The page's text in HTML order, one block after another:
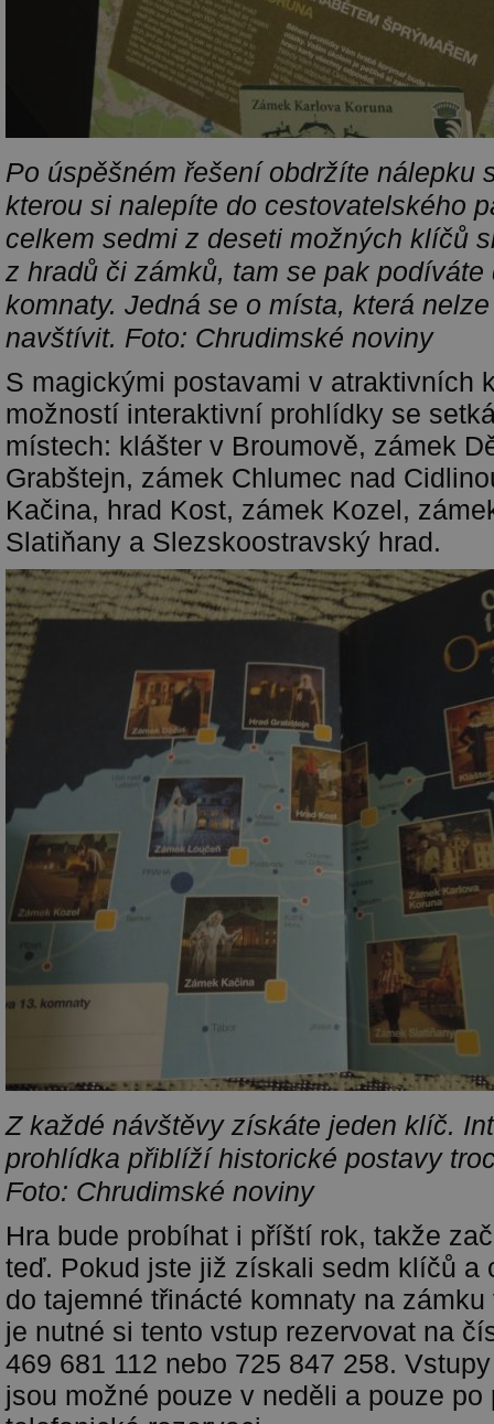
Po úspěšném řešení obdržíte nálepku
kterou si nalepíte do cestovatelského
celkem sedmi z deseti možných klíčů
z hradů či zámků, tam se pak podíváte
komnaty. Jedná se o místa, která
navštívit. Foto: Chrudimské noviny
S magickými postavami v atraktivních
možností interaktivní prohlídky se
místech: klášter v Broumově, zámek
Grabštejn, zámek Chlumec nad
Kačina, hrad Kost, zámek Kozel,
Slatiňany a Slezskoostravský hrad.
Z každé návštěvy získáte jeden klíč.
prohlídka přiblíží historické postavy
Foto: Chrudimské noviny
Hra bude probíhat i příští rok, takže
teď. Pokud jste již získali sedm klíčů a
do tajemné třinácté komnaty na
je nutné si tento vstup rezervovat na
469 681 112 nebo 725 847 258.
jsou možné pouze v neděli a pouze po